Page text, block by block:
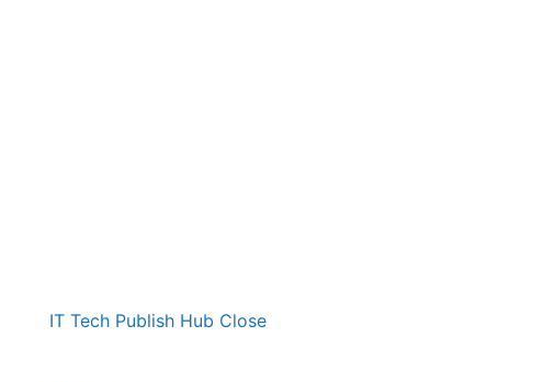
IT Tech Publish Hub Close